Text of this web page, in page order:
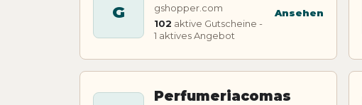
G
gshopper.com
102 aktive Gutscheine -
1 aktives Angebot
Ansehen
Perfumeriacomas